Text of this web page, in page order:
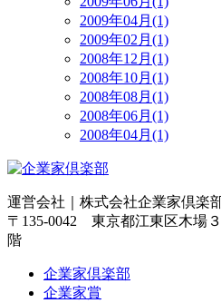
2009年04月(1)
2009年02月(1)
2008年12月(1)
2008年10月(1)
2008年08月(1)
2008年06月(1)
2008年04月(1)
運営会社｜ 株式会社企業家倶楽
〒135-0042 東京都江東区木場
階
企業家倶楽部
企業家賞